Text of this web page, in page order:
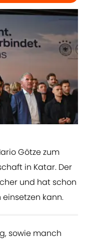
Götze zum
in Katar. Der
und hat schon
kann.
sowie manch